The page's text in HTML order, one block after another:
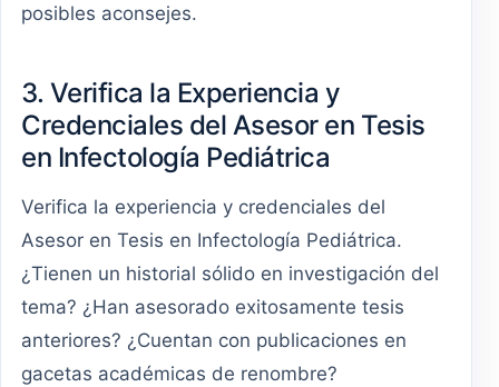
posibles aconsejes.
3. Verifica la Experiencia y
Credenciales del Asesor en Tesis
en Infectología Pediátrica
Verifica la experiencia y credenciales del
Asesor en Tesis en Infectología Pediátrica.
¿Tienen un historial sólido en investigación del
tema? ¿Han asesorado exitosamente tesis
anteriores? ¿Cuentan con publicaciones en
gacetas académicas de renombre?